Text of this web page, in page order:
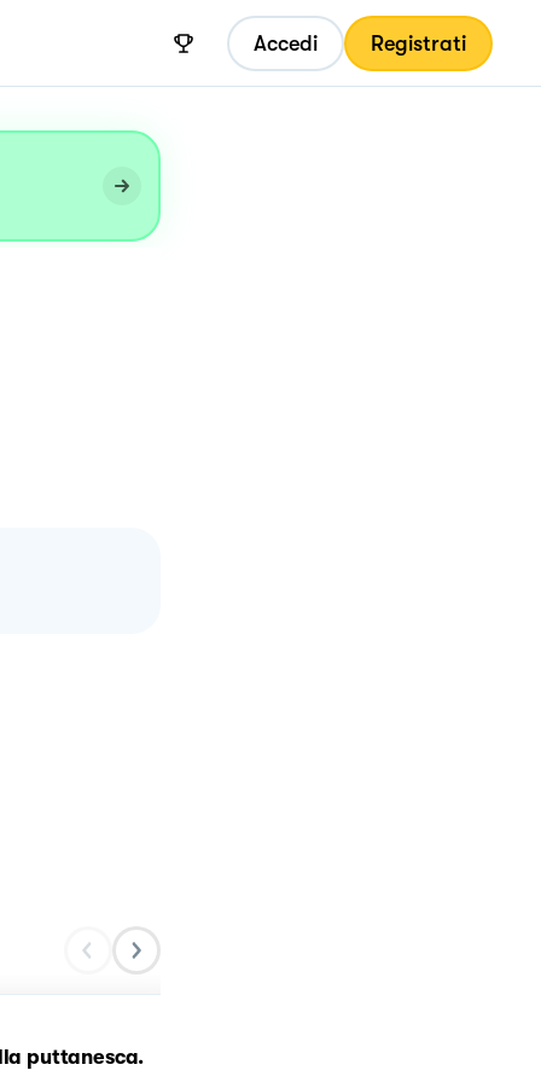
Accedi Registrati
puttanesca.